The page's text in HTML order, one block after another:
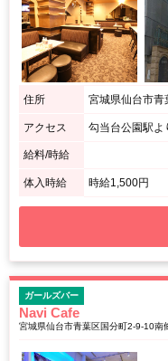
住所 宮城県仙台市
アクセス 勾当台公園駅よ
給料/時給
体入時給 時給1,500円
ガールズバー
Navi Cafe
宮城県仙台市青葉区国分町2-9-10南